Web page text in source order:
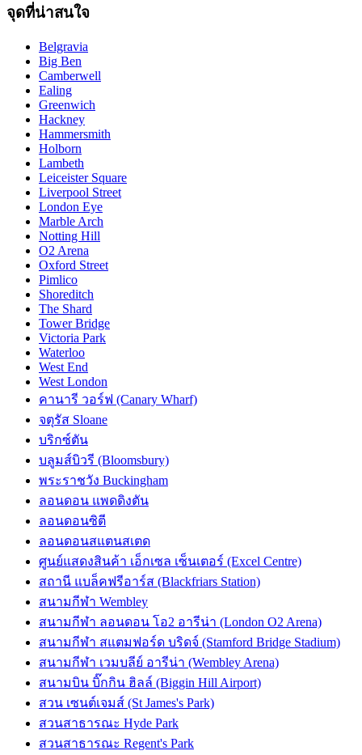
จุดที่น่าสนใจ
Belgravia
Big Ben
Camberwell
Ealing
Greenwich
Hackney
Hammersmith
Holborn
Lambeth
Leiceister Square
Liverpool Street
London Eye
Marble Arch
Notting Hill
O2 Arena
Oxford Street
Pimlico
Shoreditch
The Shard
Tower Bridge
Victoria Park
Waterloo
West End
West London
คานารี วอร์ฟ (Canary Wharf)
จตุรัส Sloane
บริกซ์ตัน
บลูมส์บิวรี (Bloomsbury)
พระราชวัง Buckingham
ลอนดอน แพดดิงตัน
ลอนดอนซิตี
ลอนดอนสแตนสเตด
ศูนย์แสดงสินค้า เอ็กเซล เซ็นเตอร์ (Excel Centre)
สถานี แบล็คฟรีอาร์ส (Blackfriars Station)
สนามกีฬา Wembley
สนามกีฬา ลอนดอน โอ2 อารีน่า (London O2 Arena)
สนามกีฬา สแตมฟอร์ด บริดจ์ (Stamford Bridge Stadium)
สนามกีฬา เวมบลีย์ อารีน่า (Wembley Arena)
สนามบิน บิ๊กกิน ฮิลล์ (Biggin Hill Airport)
สวน เซนต์เจมส์ (St James's Park)
สวนสาธารณะ Hyde Park
สวนสาธารณะ Regent's Park